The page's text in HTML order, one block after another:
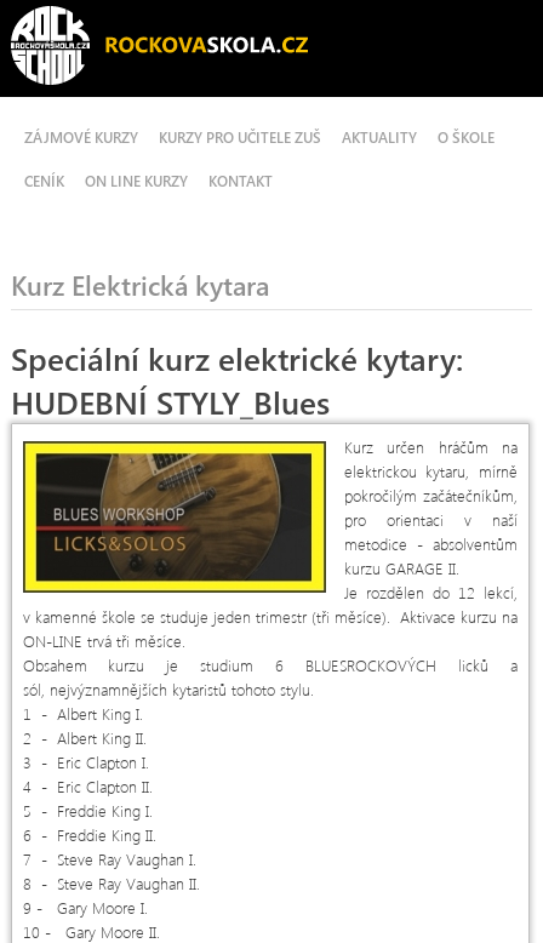
Kurz Elektrická kytara
Speciální kurz elektrické kytary:
HUDEBNÍ STYLY_Blues
Kurz určen hráčům na
elektrickou kytaru, mírně
pokročilým začátečníkům,
pro orientaci v naší
metodice - absolventům
kurzu GARAGE II.
Je rozdělen do 12 lekcí,
v kamenné škole se studuje jeden trimestr (tři měsíce). Aktivace kurzu na
ON-LINE trvá tři měsíce.
Obsahem kurzu je studium 6 BLUESROCKOVÝCH licků a
sól, nejvýznamnějších kytaristů tohoto stylu.
1 - Albert King I.
2 - Albert King II.
3 - Eric Clapton I.
4 - Eric Clapton II.
5 - Freddie King I.
6 - Freddie King II.
7 - Steve Ray Vaughan I.
8 - Steve Ray Vaughan II.
9 - Gary Moore I.
10 - Gary Moore II.
ZÁJMOVÉ KURZY KURZY PRO UČITELE ZUŠ AKTUALITY O ŠKOLE
CENÍK ON LINE KURZY KONTAKT